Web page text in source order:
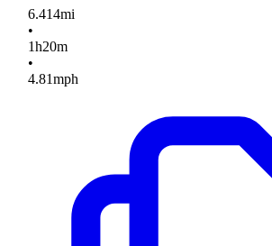
6.414mi
•
1h20m
•
4.81mph